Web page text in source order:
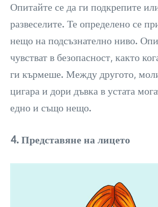
Опитайте се да ги подкрепите
развеселите. Те определено се
нещо на подсъзнателно ниво.
чувстват в безопасност, както
ги кърмеше. Между другото,
цигара и дори дъвка в устата
едно и също нещо.
4. Представяне на лицето